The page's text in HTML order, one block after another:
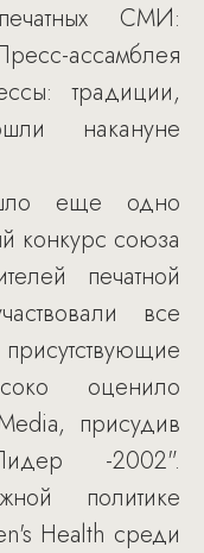
СМИ:
ассамблея
традиции,
накануне
еще одно
конкурс союза
печатной
все
оценило
присудив
-2002".
политике
Health среди